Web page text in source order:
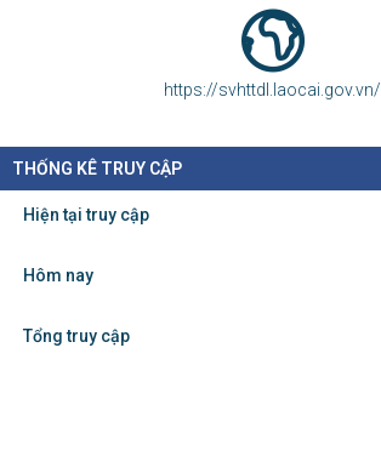
https://svhttdl.laocai.gov.vn/
THỐNG KÊ TRUY CẬP
Hiện tại truy cập
Hôm nay
Tổng truy cập